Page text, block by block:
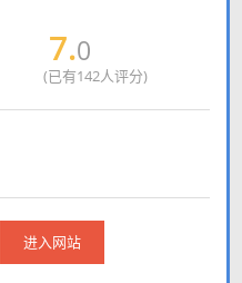
7.0
(已有142人评分)
进入网站